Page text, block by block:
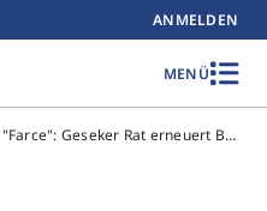
ANMELDEN
MENÜ
"Lügen" und eine "Farce": Geseker Rat erneuert Bekenntnis zur Trierer Erklärung - nur die AfD ist dagegen